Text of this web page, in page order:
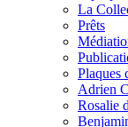
La
Prêts
Plaques
Adrien
Rosalie